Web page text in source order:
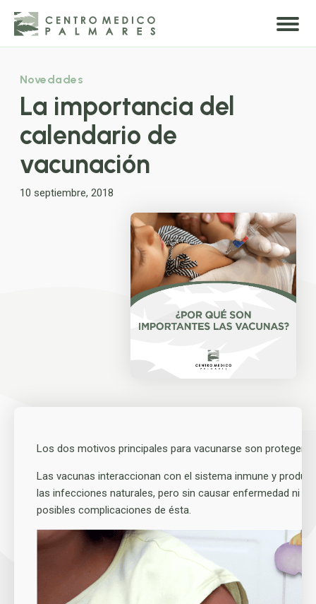
Novedades
La importancia del
calendario de
vacunación
10 septiembre, 2018
Los dos motivos principales para vacunarse son proteger
Las vacunas interaccionan con el sistema inmune y
las infecciones naturales, pero sin causar enfermedad ni
posibles complicaciones de ésta.